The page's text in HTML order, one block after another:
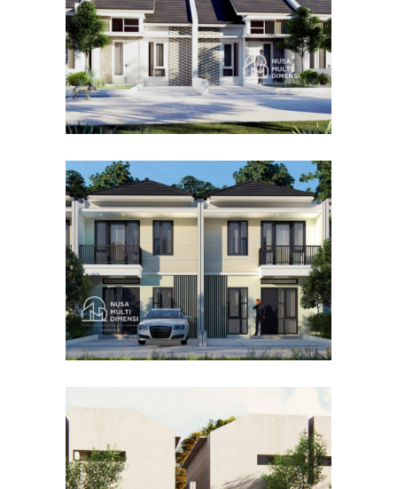
DESAIN RUMAH TERBAIK
Desain Cluster Premier 4 di
Cibinong Bogor
DESAIN RUMAH TERBAIK
Desain Concrete House di
Cinere Depok
DESAIN RUMAH TERBAIK